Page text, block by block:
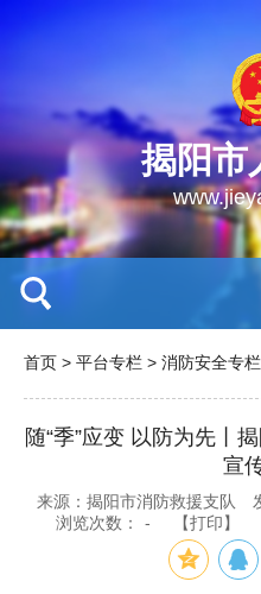
揭阳市
首页 > 平台专栏 > 消防安全专栏
随“季”应变 以防为先丨
宣
来源：揭阳市消防救援支队
浏览次数：
- 【打印】